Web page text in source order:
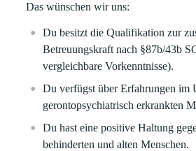
Das wünschen wir uns:
Du besitzt die Qualifikation zur
Betreuungskraft nach §87b/43b
vergleichbare Vorkenntnisse).
Du verfügst über Erfahrungen im
gerontopsychiatrisch erkrankten
Du hast eine positive Haltung
behinderten und alten Menschen.